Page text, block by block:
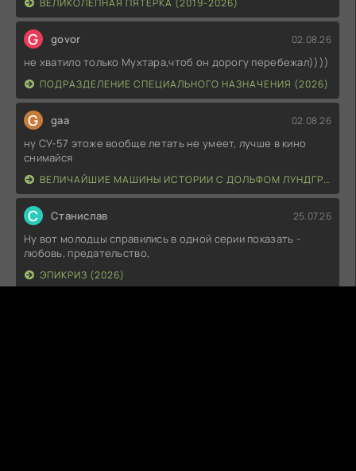
ВЕЛИКОЛЕПНАЯ ПЯТЁРКА (2019-2026)
G govor 02.08.26
не хватило только Мухтара,чтоб он дорогу перебежал))))
ПОДРАЗДЕЛЕНИЕ СПЕЦИАЛЬНОГО НАЗНАЧЕНИЯ (2026)
G gaa 02.08.26
ну СУ-57 этоже вообще летать не умеет, лучше в кино
снимайся
ВЕЛИЧАЙШИЕ МАШИНЫ ИСТОРИИ С ДОЛЬФОМ ЛУНДГРЕНОМ (2026)
С Станислав 25.07.26
Ну вот молодцы справились в одной серии показать -
любовь, предательство,
ЭПИКРИЗ (2026)